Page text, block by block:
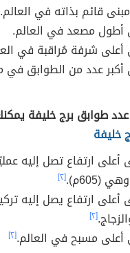
قائم بذاته في العالم.
أطول مصعد في العالم.
شرفة مُراقبة في
أكبر عدد من الطوابق
طوابق برج خليفة
خليفة
ارتفاع تصل إليه
(605م).
[٢]
ارتفاع يصل إليه
[٢]
أعلى مسبح في العالم.[٢]